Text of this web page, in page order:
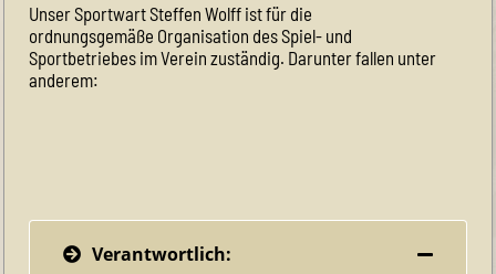
Unser Sportwart Steffen Wolff ist für die
ordnungsgemäße Organisation des Spiel- und
Sportbetriebes im Verein zuständig. Darunter fallen unter
anderem:
Verantwortlich: